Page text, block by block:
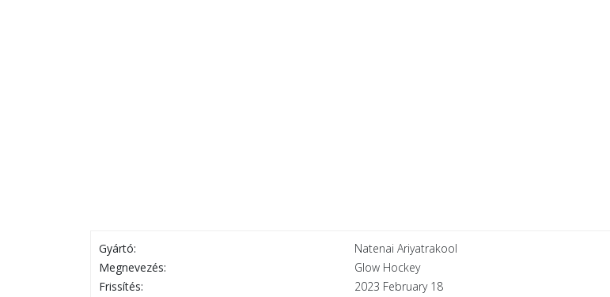
Gyártó:
Natenai Ariyatrakool
Megnevezés:
Glow Hockey
Frissítés:
2023 February 18